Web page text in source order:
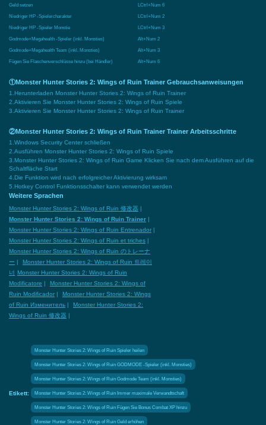
Geld setzen
LCtrl+Num 6
Niedriger HP -Spielercharakter
LCtrl+Num 2
Niedriger HP -Spieler Monstie
LCtrl+Num 3
Godmode+Megahealth -Spieler (inkl. Monsties)
Alt+Num 2
Godmode+Megahealth Team (inkl. Monsties)
Alt+Num 3
Fügen Sie Flaschenverschlüsse hinzu (bei Händler)
Alt+Num 6
①Monster Hunter Stories 2: Wings of Ruin Trainer Gebrauchsanweisungen
1.Herunterladen Monster Hunter Stories 2: Wings of Ruin Trainer
2.Aktivieren Sie Monster Hunter Stories 2: Wings of Ruin Spiele
3.Aktivieren Sie Monster Hunter Stories 2: Wings of Ruin Trainer
②Monster Hunter Stories 2: Wings of Ruin Trainer Trainer Arbeitsschritte
1.Windows Security Center schließen
2.Ausführen Monster Hunter Stories 2: Wings of Ruin Spiele
3.Monster Hunter Stories 2: Wings of Ruin Game Klicken Sie nach dem Ausführen auf die
Schaltfläche Start
4.Die Funktion wird nach erfolgreicher Aktivierung wirksam
5.Hotkey Control Funktionsschalter kann verwendet werden
Weitere Sprachen
Monster Hunter Stories 2: Wings of Ruin 修改器 |
Monster Hunter Stories 2: Wings of Ruin Trainer |
Monster Hunter Stories 2: Wings of Ruin Entrenador |
Monster Hunter Stories 2: Wings of Ruin et triches |
Monster Hunter Stories 2: Wings of Ruin のトレーナ
ー |
Monster Hunter Stories 2: Wings of Ruin 트레이
너 Monster Hunter Stories 2: Wings of Ruin
Modificatore |
Monster Hunter Stories 2: Wings of
Ruin Modificador |
Monster Hunter Stories 2: Wings
of Ruin Изменитель |
Monster Hunter Stories 2:
Wings of Ruin 修改器 |
Etikett:
Monster Hunter Stories 2: Wings of Ruin Spieler heilen
Monster Hunter Stories 2: Wings of Ruin GODMODE -Spieler (inkl. Monsties)
Monster Hunter Stories 2: Wings of Ruin Godmode Team (inkl. Monsties)
Monster Hunter Stories 2: Wings of Ruin Immer maximale Verwandtschaft
Monster Hunter Stories 2: Wings of Ruin Fügen Sie Bonus Combat XP hinzu
Monster Hunter Stories 2: Wings of Ruin Geld erhöhen